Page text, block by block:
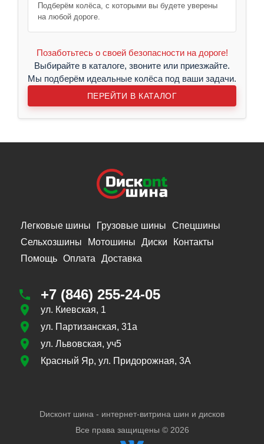
Подберём колёса, с которыми вы будете уверены
на любой дороге.
Позаботьтесь о своей безопасности на дороге!
Выбирайте в каталоге, звоните или приезжайте.
Мы подберём идеальные колёса под ваши задачи.
ПЕРЕЙТИ В КАТАЛОГ
Легковые шины Грузовые шины
Спецшины
Сельхозшины
Мотошины Диски
Контакты
Помощь Оплата Доставка
+7 (846) 255-24-05
ул. Киевская, 1
ул. Партизанская, 31а
ул. Львовская, уч5
Красный Яр, ул. Придорожная, 3А
Dисконт шина - интернет-витрина шин и дисков
Все права защищены © 2026